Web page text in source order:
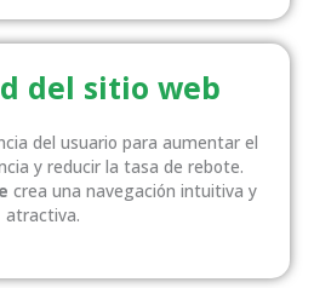
del sitio web
del usuario para aumentar el
y reducir la tasa de rebote.
crea una navegación intuitiva y
atractiva.